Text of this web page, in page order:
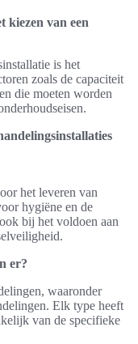
kiezen van een
is het
zoals de capaciteit
die moeten worden
het leveren van
hygiëne en de
bij het voldoen aan
er?
waaronder
Elk type heeft
van de specifieke